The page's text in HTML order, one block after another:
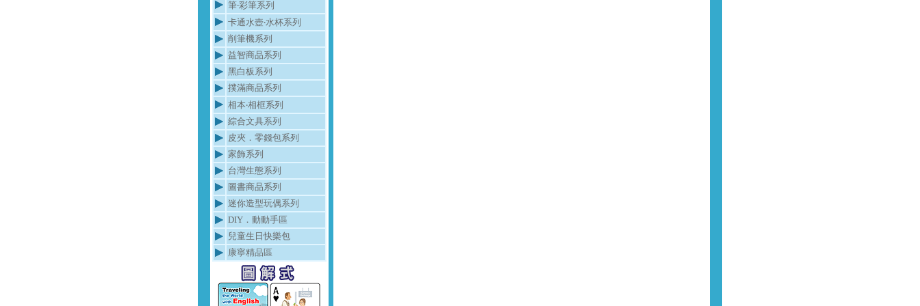
筆‧彩筆系列
卡通水壺‧水杯系列
削筆機系列
益智商品系列
黑白板系列
撲滿商品系列
相本‧相框系列
綜合文具系列
皮夾．零錢包系列
家飾系列
台灣生態系列
圖書商品系列
迷你造型玩偶系列
DIY．動動手區
兒童生日快樂包
康寧精品區